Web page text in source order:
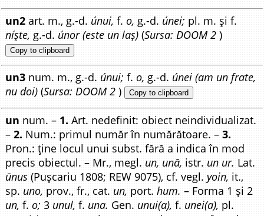
un2 art. m., g.-d. únui, f.o, g.-d. únei; pl. m. și f.
níște, g.-d. únor (este un laș) (Sursa: DOOM 2 )
Copy to clipboard
un3 num. m., g.-d. únui; f.o, g.-d. únei (am un frate,
nu doi) (Sursa: DOOM 2 ) Copy to clipboard
un num. – 1. Art. nedefinit: obiect neindividualizat.
–2. Num.: primul număr în numărătoare. –3.
Pron.: ține locul unui subst. fără a indica în mod
precis obiectul. – Mr., megl. un, ună, istr. un ur. Lat.
ūnus (Pușcariu 1808; REW 9075), cf. vegl. yoin, it.,
sp. uno, prov., fr., cat. un, port.hum. – Forma 1 și 2
un, f.o; 3 unul, f. una. Gen. unui(a), f. unei(a), pl.